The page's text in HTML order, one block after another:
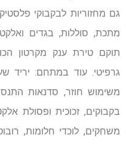
גם מחזוריות לבקבוקי
מתכת, סוללות, בגדים
תוקם טירת ענק מקרטון
גרפיטי. עוד במתחם: יריד
משימוש חוזר, סדנאות
בקבוקים, זכוכית ופסולת
משחקים, לוכדי חלומות,